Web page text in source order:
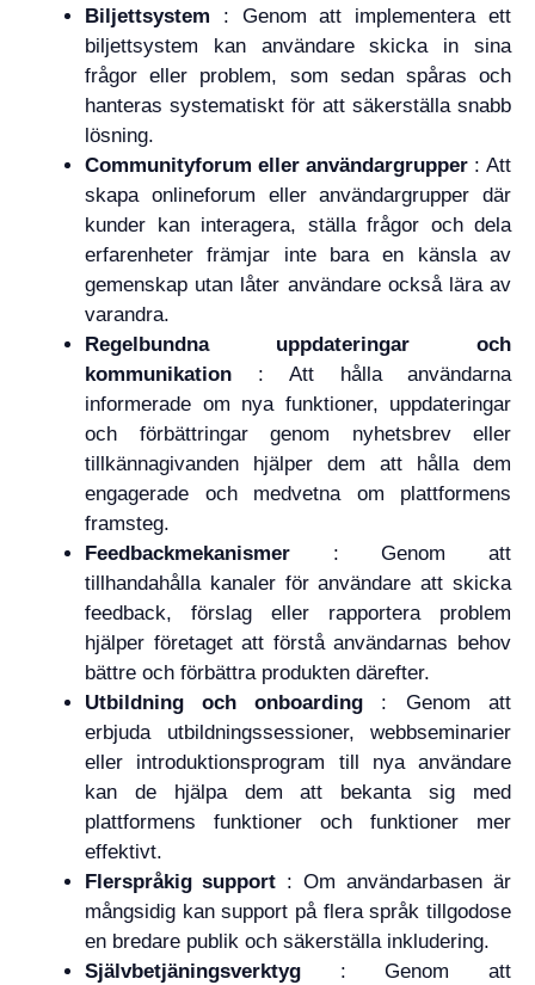
Biljettsystem : Genom att implementera ett
biljettsystem kan användare skicka in sina
frågor eller problem, som sedan spåras och
hanteras systematiskt för att säkerställa snabb
lösning.
Communityforum eller användargrupper : Att
skapa onlineforum eller användargrupper där
kunder kan interagera, ställa frågor och dela
erfarenheter främjar inte bara en känsla av
gemenskap utan låter användare också lära av
varandra.
Regelbundna uppdateringar och
kommunikation : Att hålla användarna
informerade om nya funktioner, uppdateringar
och förbättringar genom nyhetsbrev eller
tillkännagivanden hjälper dem att hålla dem
engagerade och medvetna om plattformens
framsteg.
Feedbackmekanismer : Genom att
tillhandahålla kanaler för användare att skicka
feedback, förslag eller rapportera problem
hjälper företaget att förstå användarnas behov
bättre och förbättra produkten därefter.
Utbildning och onboarding : Genom att
erbjuda utbildningssessioner, webbseminarier
eller introduktionsprogram till nya användare
kan de hjälpa dem att bekanta sig med
plattformens funktioner och funktioner mer
effektivt.
Flerspråkig support : Om användarbasen är
mångsidig kan support på flera språk tillgodose
en bredare publik och säkerställa inkludering.
Självbetjäningsverktyg : Genom att